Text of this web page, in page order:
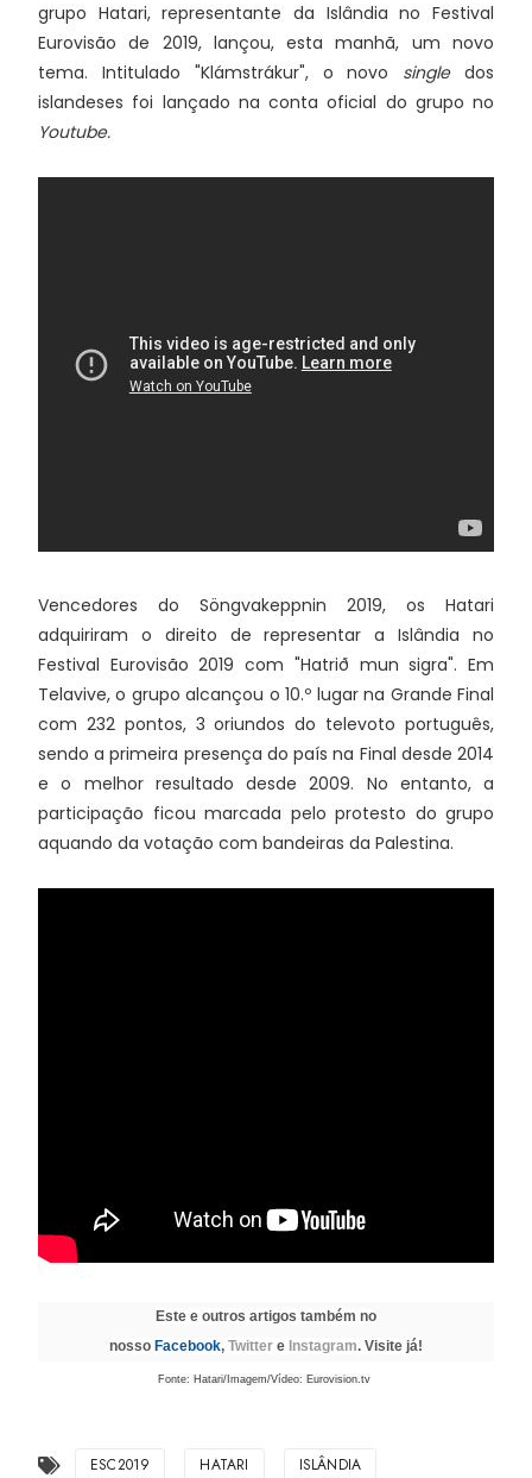
grupo Hatari, representante da Islândia no Festival
Eurovisão de 2019, lançou, esta manhã, um novo
tema. Intitulado "Klámstrákur", o novo singledos
islandeses foi lançado na conta oficial do grupo no
Youtube.
Vencedores do Söngvakeppnin 2019, os Hatari
adquiriram o direito de representar a Islândia no
Festival Eurovisão 2019 com "Hatrið mun sigra". Em
Telavive, o grupo alcançou o 10.º lugar na Grande Final
com 232 pontos, 3 oriundos do televoto português,
sendo a primeira presença do país na Final desde 2014
e o melhor resultado desde 2009. No entanto, a
participação ficou marcada pelo protesto do grupo
aquando da votação com bandeiras da Palestina.
Este e outros artigos também no
nosso Facebook, Twitter e Instagram. Visite já!
Fonte: Hatari/Imagem/Vídeo: Eurovision.tv
ESC2019 HATARI ISLÂNDIA